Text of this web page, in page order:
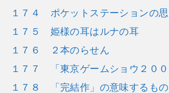
１７４ ポケットステーションの思
１７５ 姫様の耳はルナの耳
１７６ ２本のらせん
１７７ 「東京ゲームショウ２００
１７８ 「完結作」の意味するもの